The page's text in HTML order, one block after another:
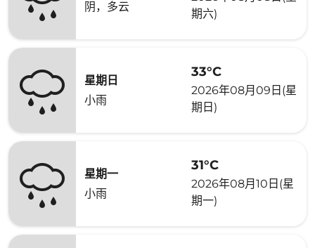
阴，多云
期六)
星期日
小雨
33°C
2026年08月09日(星
期日)
星期一
小雨
31°C
2026年08月10日(星
期一)